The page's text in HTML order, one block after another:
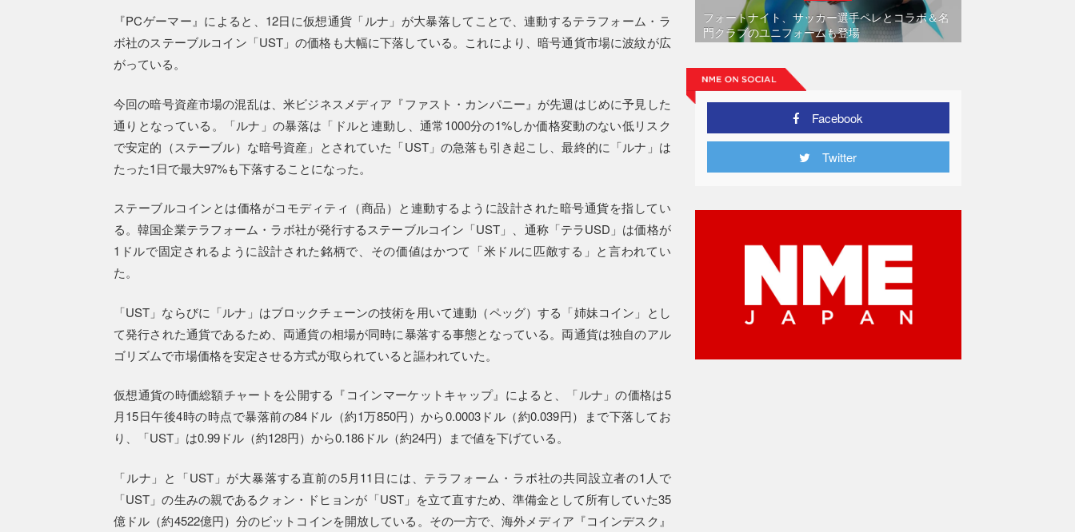
『PCゲーマー』によると、12日に仮想通貨「ルナ」が大暴落してことで、連動するテラフォーム・ラ
ボ社のステーブルコイン「UST」の価格も大幅に下落している。これにより、暗号通貨市場に波紋が広
がっている。
今回の暗号資産市場の混乱は、米ビジネスメディア『ファスト・カンパニー』が先週はじめに予見した
通りとなっている。「ルナ」の暴落は「ドルと連動し、通常1000分の1%しか価格変動のない低リスク
で安定的（ステーブル）な暗号資産」とされていた「UST」の急落も引き起こし、最終的に「ルナ」は
たった1日で最大97%も下落することになった。
ステーブルコインとは価格がコモディティ（商品）と連動するように設計された暗号通貨を指してい
る。韓国企業テラフォーム・ラボ社が発行するステーブルコイン「UST」、通称「テラUSD」は価格が
1ドルで固定されるように設計された銘柄で、その価値はかつて「米ドルに匹敵する」と言われてい
た。
「UST」ならびに「ルナ」はブロックチェーンの技術を用いて連動（ペッグ）する「姉妹コイン」とし
て発行された通貨であるため、両通貨の相場が同時に暴落する事態となっている。両通貨は独自のアル
ゴリズムで市場価格を安定させる方式が取られていると謳われていた。
仮想通貨の時価総額チャートを公開する『コインマーケットキャップ』によると、「ルナ」の価格は5
月15日午後4時の時点で暴落前の84ドル（約1万850円）から0.0003ドル（約0.039円）まで下落してお
り、「UST」は0.99ドル（約128円）から0.186ドル（約24円）まで値を下げている。
「ルナ」と「UST」が大暴落する直前の5月11日には、テラフォーム・ラボ社の共同設立者の1人で
「UST」の生みの親であるクォン・ドヒョンが「UST」を立て直すため、準備金として所有していた35
億ドル（約4522億円）分のビットコインを開放している。その一方で、海外メディア『コインデスク』
フォートナイト、サッカー選手ペレとコラボ＆名
門クラブのユニフォームも登場
Facebook
Twitter